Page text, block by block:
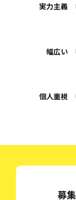
実力主義
幅広い
個人重視
募